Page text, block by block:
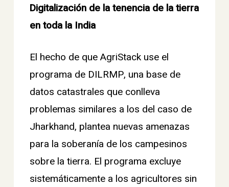
Digitalización de la tenencia de la tierra
en toda la India
El hecho de que AgriStack use el
programa de DILRMP, una base de
datos catastrales que conlleva
problemas similares a los del caso de
Jharkhand, plantea nuevas amenazas
para la soberanía de los campesinos
sobre la tierra. El programa excluye
sistemáticamente a los agricultores sin